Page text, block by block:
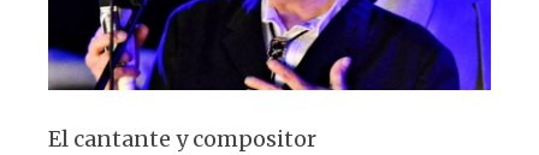
El cantante y compositor